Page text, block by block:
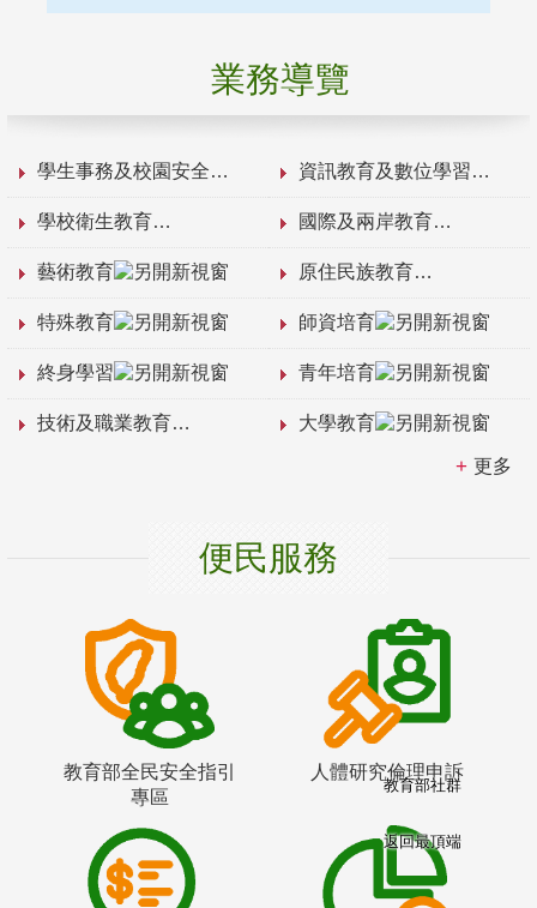
業務導覽
學生事務及校園安全 資訊教育及數位學習
學校衛生教育 國際及兩岸教育
藝術教育 原住民族教育
特殊教育 師資培育
終身學習 青年培育
技術及職業教育 大學教育
更多
便民服務
教育部全民安全指引
專區
人體研究倫理申訴
教育部社群
返回最頂端